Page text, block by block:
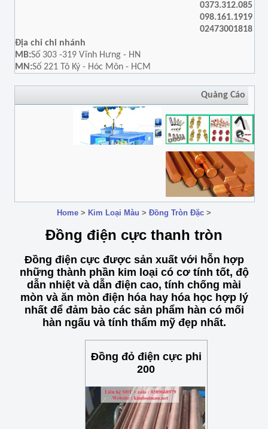
0373.312.085
098.161.1919
02473001818
Địa chỉ chi nhánh
MB:Số 303 -319 Vĩnh Hưng - HN
MN:Số 221 Tô Ký - Hóc Môn - HCM
Quảng Cáo
Home > Kim Loại Màu > Đồng Tròn Đặc >
Đồng điện cực thanh tròn
Đồng điện cực được sản xuất với hỗn hợp
những thành phần kim loại có cơ tính tốt, độ
dẫn nhiệt và dẫn điện cao, tính chống mài
mòn và ăn mòn điện hóa hay hóa học hợp lý
nhất để đảm bảo các sản phẩm hàn có mối
hàn ngấu và tính thẩm mỹ đẹp nhất.
Đồng đỏ điện cực phi
200